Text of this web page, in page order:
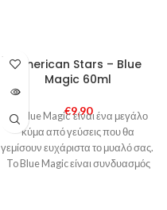
SOLD
OUTAmerican Stars – Blue
Magic 60ml
€9,90
Το Blue Magic είναι ένα μεγάλο
κύμα από γεύσεις που θα
γεμίσουν ευχάριστα το μυαλό σας.
To Blue Magic είναι συνδυασμός